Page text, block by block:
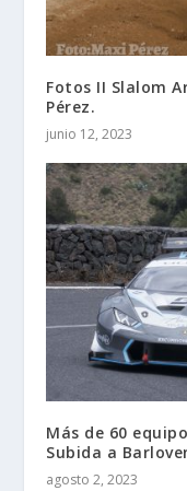
Fotos II Slalom
Pérez.
junio 12, 2023
Más de 60
Subida a
agosto 2, 2023